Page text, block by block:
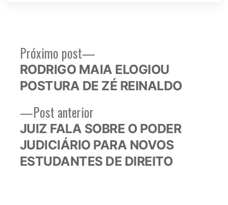
Navegação
de
Post
Post anteriorPost
anterior:
JUIZ FALA SOBRE O PODER
JUDICIÁRIO PARA NOVOS
ESTUDANTES DE DIREITO
Próximo post
Próximo
post:
RODRIGO MAIA ELOGIOU
POSTURA DE ZÉ REINALDO